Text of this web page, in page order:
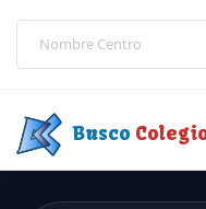
Busco